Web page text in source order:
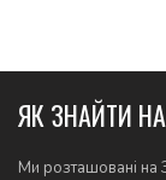
ЯК ЗНАЙТИ
Ми розташовані на